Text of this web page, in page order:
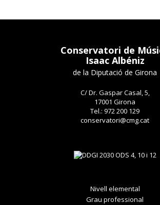
Conservatori de
Isaac Albéniz
de la Diputació de Girona
C/ Dr. Gaspar Casal, 5,
17001 Girona
Tel.: 972 200 129
conservatori@cmg.cat
Nivell elemental
Grau professional